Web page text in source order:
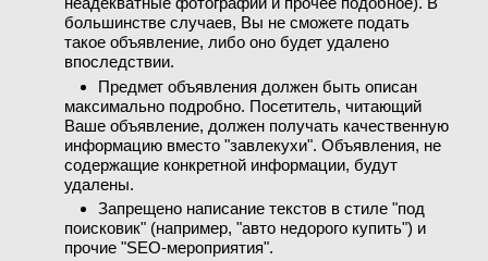
большинстве случаев, Вы не сможете подать
такое объявление, либо оно будет удалено
впоследствии.
Предмет объявления должен быть описан
максимально подробно. Посетитель, читающий
Ваше объявление, должен получать качественную
информацию вместо "завлекухи". Объявления, не
содержащие конкретной информации, будут
удалены.
Запрещено написание текстов в стиле "под
поисковик" (например, "авто недорого купить") и
прочие "SEO-мероприятия".